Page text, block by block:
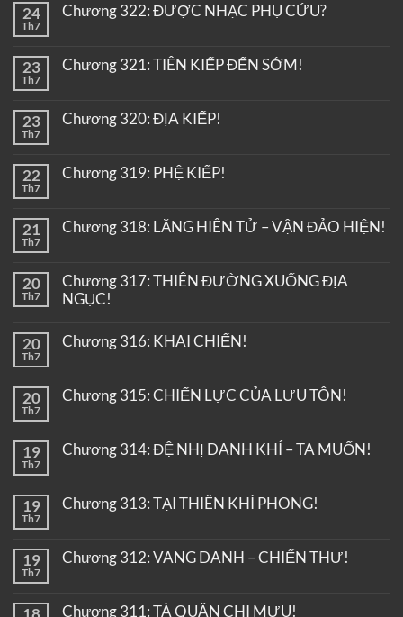
24
Th7
Chương 322: ĐƯỢC NHẠC PHỤ CỨU?
23
Th7
Chương 321: TIÊN KIẾP ĐẾN SỚM!
23
Th7
Chương 320: ĐỊA KIẾP!
22
Th7
Chương 319: PHỆ KIẾP!
21
Th7
Chương 318: LĂNG HIÊN TỬ – VẬN ĐẢO HIỆN!
20
Th7
Chương 317: THIÊN ĐƯỜNG XUỐNG ĐỊA
NGỤC!
20
Th7
Chương 316: KHAI CHIẾN!
20
Th7
Chương 315: CHIẾN LỰC CỦA LƯU TÔN!
19
Th7
Chương 314: ĐỆ NHỊ DANH KHÍ – TA MUỐN!
19
Th7
Chương 313: TẠI THIÊN KHÍ PHONG!
19
Th7
Chương 312: VANG DANH – CHIẾN THƯ!
Chương 311: TÀ QUÂN CHI MƯU!